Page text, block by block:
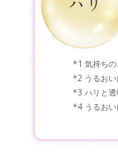
気持ちの
うるお
ハリと
うるお